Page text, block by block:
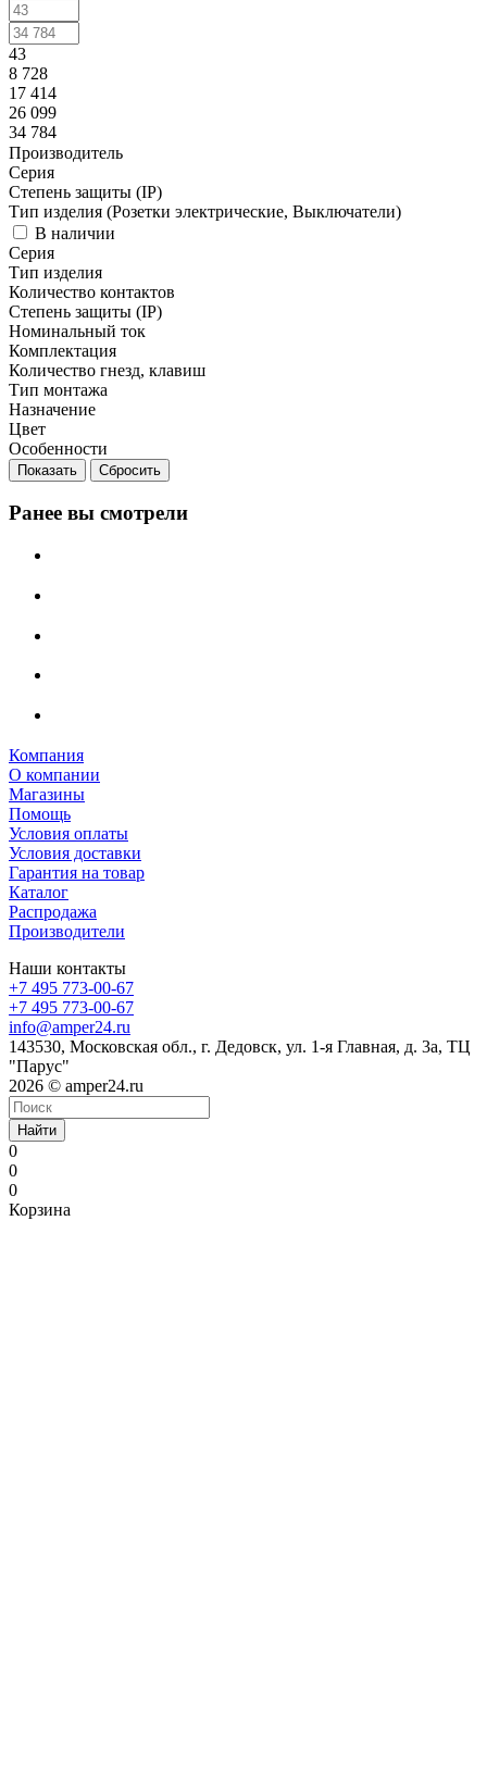
43
8 728
17 414
26 099
34 784
Производитель
Серия
Степень защиты (IP)
Тип изделия (Розетки электрические, Выключатели)
В наличии
Серия
Тип изделия
Количество контактов
Степень защиты (IP)
Номинальный ток
Комплектация
Количество гнезд, клавиш
Тип монтажа
Назначение
Цвет
Особенности
Сбросить
Ранее вы смотрели
Компания
О компании
Магазины
Помощь
Условия оплаты
Условия доставки
Гарантия на товар
Каталог
Распродажа
Производители
Наши контакты
+7 495 773-00-67
+7 495 773-00-67
info@amper24.ru
143530, Московская обл., г. Дедовск, ул. 1-я Главная, д. 3а, ТЦ
"Парус"
2026 © amper24.ru
Найти
0
0
0
Корзина